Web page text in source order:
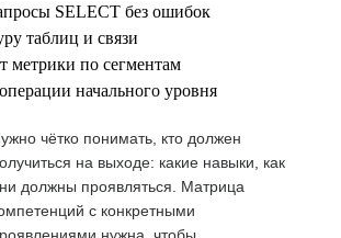
SELECT без ошибок
таблиц и связи
метрики по сегментам
начального уровня
чётко понимать, кто должен
на выходе: какие навыки, как
должны проявляться. Матрица
с конкретными